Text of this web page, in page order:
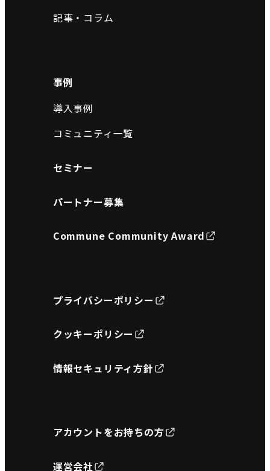
記事・コラム
事例
導入事例
コミュニティ一覧
セミナー
パートナー募集
Commune Community Award
プライバシーポリシー
クッキーポリシー
情報セキュリティ方針
アカウントをお持ちの方
運営会社